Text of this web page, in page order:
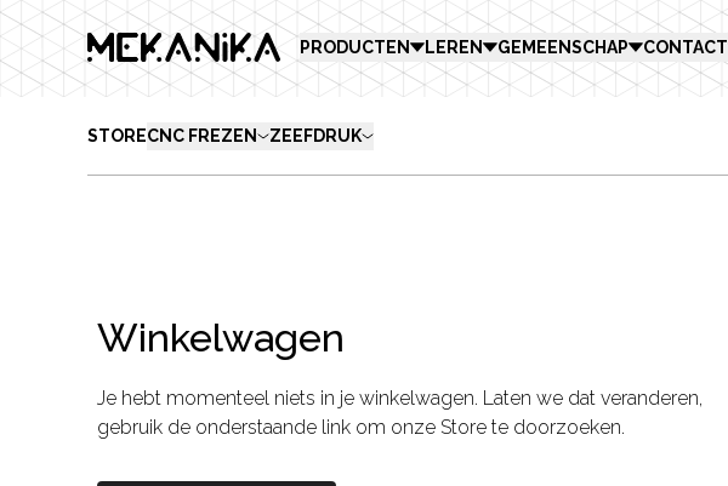
MEKANIKA PRODUCTEN LEREN GEMEENSCHAP CONTACT
STORECNC FREZEN ZEEFDRUK
Winkelwagen
Je hebt momenteel niets in je winkelwagen. Laten we dat veranderen,
gebruik de onderstaande link om onze Store te doorzoeken.